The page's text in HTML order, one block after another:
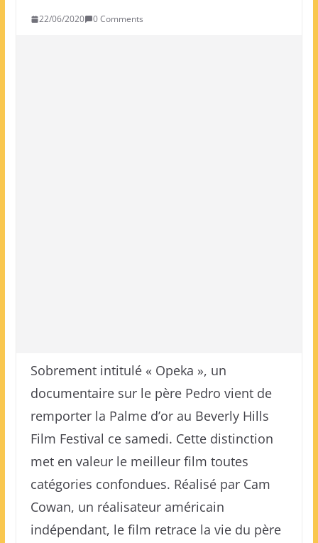
22/06/2020 0 Comments
Sobrement intitulé « Opeka », un
documentaire sur le père Pedro vient de
remporter la Palme d’or au Beverly Hills
Film Festival ce samedi. Cette distinction
met en valeur le meilleur film toutes
catégories confondues. Réalisé par Cam
Cowan, un réalisateur américain
indépendant, le film retrace la vie du père